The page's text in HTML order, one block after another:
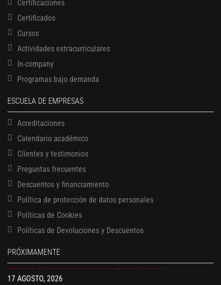
Certificaciones
Certificados
Cursos
Actividades extracurriculares
In-company
Programas bajo demanda
ESCUELA DE EMPRESAS
Acreditaciones
Calendario académico
Clientes y testimonios
Preguntas frecuentes
Descuentos y financiamiento
Política de protección de datos personales
Políticas de Cookies
Políticas de Devoluciones y Descuentos
PRÓXIMAMENTE
13 AGOSTO, 2026
Finanzas para no financieros
17 AGOSTO, 2026
Gerencia de empresas familiares
17 AGOSTO, 2026
Maestría en administración de empresas – MBA
17 AGOSTO, 2026